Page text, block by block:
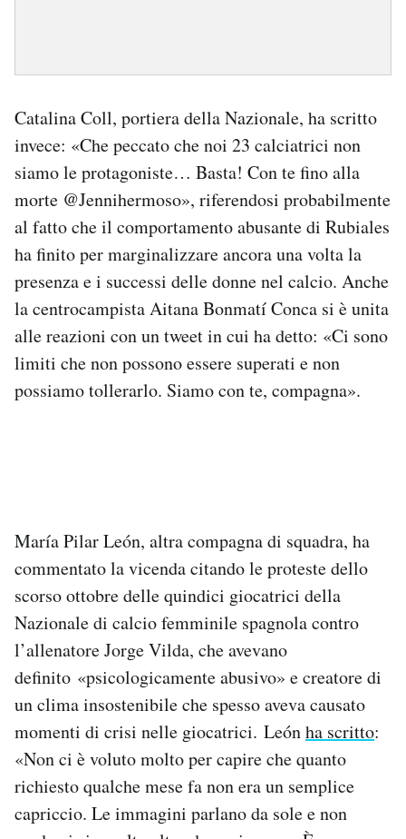
Catalina Coll, portiera della Nazionale, ha scritto
invece: «Che peccato che noi 23 calciatrici non
siamo le protagoniste… Basta! Con te fino alla
morte @Jennihermoso», riferendosi probabilmente
al fatto che il comportamento abusante di Rubiales
ha finito per marginalizzare ancora una volta la
presenza e i successi delle donne nel calcio. Anche
la centrocampista Aitana Bonmatí Conca si è unita
alle reazioni con un tweet in cui ha detto: «Ci sono
limiti che non possono essere superati e non
possiamo tollerarlo. Siamo con te, compagna».
María Pilar León, altra compagna di squadra, ha
commentato la vicenda citando le proteste dello
scorso ottobre delle quindici giocatrici della
Nazionale di calcio femminile spagnola contro
l’allenatore Jorge Vilda, che avevano
definito «psicologicamente abusivo» e creatore di
un clima insostenibile che spesso aveva causato
momenti di crisi nelle giocatrici. Leónha scritto:
«Non ci è voluto molto per capire che quanto
richiesto qualche mese fa non era un semplice
capriccio. Le immagini parlano da sole e non